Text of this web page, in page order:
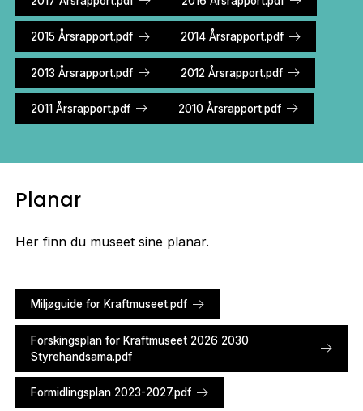
2015 Årsrapport.pdf 2014 Årsrapport.pdf
2013 Årsrapport.pdf 2012 Årsrapport.pdf
2011 Årsrapport.pdf 2010 Årsrapport.pdf
Planar
Her finn du museet sine planar.
Miljøguide for Kraftmuseet.pdf
Forskingsplan for Kraftmuseet 2026 2030
Styrehandsama.pdf
Formidlingsplan 2023-2027.pdf